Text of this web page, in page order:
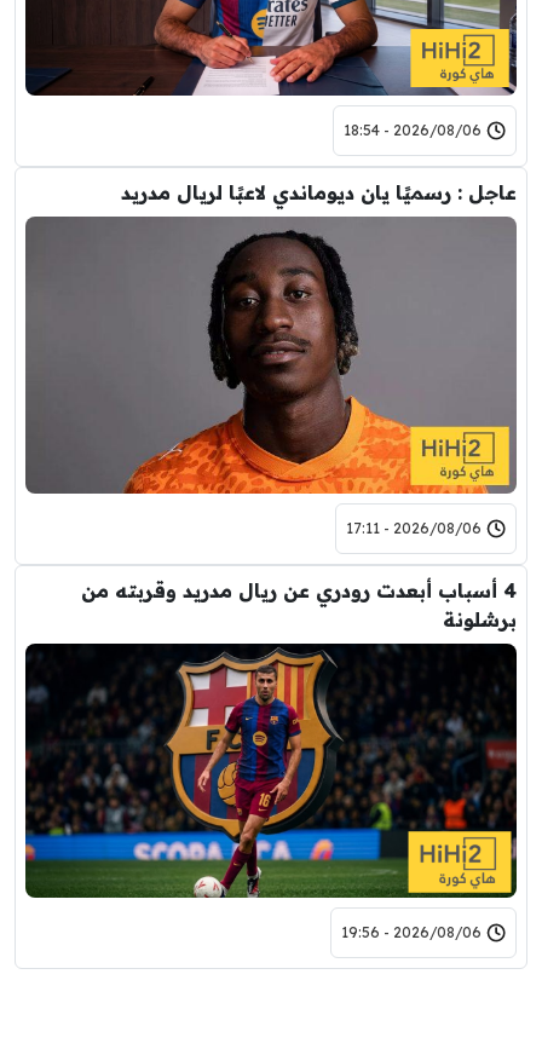
2026/08/06 - 18:54
عاجل : رسميًا يان ديوماندي لاعبًا لريال مدريد
2026/08/06 - 17:11
4 أسباب أبعدت رودري عن ريال مدريد وقربته من
برشلونة
2026/08/06 - 19:56